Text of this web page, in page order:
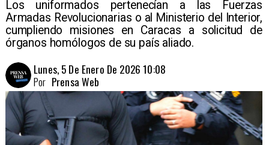
Los uniformados pertenecían a las Fuerzas
Armadas Revolucionarias o al Ministerio del Interior,
cumpliendo misiones en Caracas a solicitud de
órganos homólogos de su país aliado.
Lunes, 5 De Enero De 2026 10:08
Prensa Web
Por